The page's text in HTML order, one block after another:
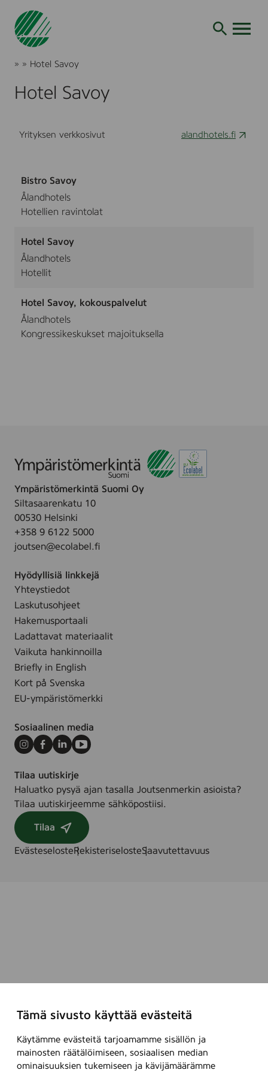
Tämä sivusto käyttää evästeitä
Käytämme evästeitä tarjoamamme sisällön ja
mainosten räätälöimiseen, sosiaalisen median
ominaisuuksien tukemiseen ja kävijämäärämme
Siirry
Joutsenmerkki
»
ja
palvelut
» Hotel Savoy
Hotel Savoy
Yrityksen verkkosivut alandhotels.fi
Bistro Savoy
Ålandhotels
Hotellien ravintolat
Hotel Savoy
Ålandhotels
Hotellit
Hotel Savoy, kokouspalvelut
Ålandhotels
Kongressikeskukset majoituksella
Ympäristömerkintä Suomi Oy
Siltasaarenkatu 10
00530 Helsinki
+358 9 6122 5000
joutsen@ecolabel.fi
Hyödyllisiä linkkejä
Yhteystiedot
Laskutusohjeet
Hakemusportaali
Ladattavat materiaalit
Vaikuta hankinnoilla
Briefly in English
Kort på Svenska
EU-ympäristömerkki
Sosiaalinen media
Instagram
Facebook
LinkedInYoutube
Tilaa uutiskirje
Haluatko pysyä ajan tasalla Joutsenmerkin asioista?
Tilaa uutiskirjeemme sähköpostiisi.
Tilaa
EvästeselosteRekisteriselosteSaavutettavuus